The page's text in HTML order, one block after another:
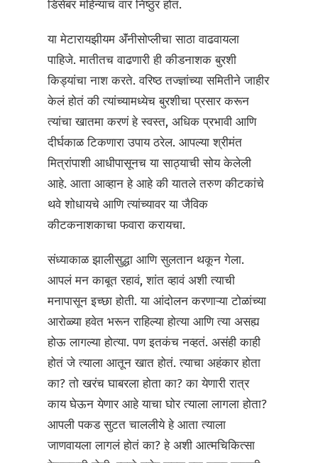
डिसेंबर महिन्याचं वारं निष्ठुर होतं.
या मेटारायझीयम ॲंनीसोप्लीचा साठा वाढवायला
पाहिजे. मातीतच वाढणारी ही कीडनाशक बुरशी
किड्यांचा नाश करते. वरिष्ठ तज्ज्ञांच्या समितीने जाहीर
केलं होतं की त्यांच्यामध्येच बुरशीचा प्रसार करून
त्यांचा खातमा करणं हे स्वस्त, अधिक प्रभावी आणि
दीर्घकाळ टिकणारा उपाय ठरेल. आपल्या श्रीमंत
मित्रांपाशी आधीपासूनच या साठ्याची सोय केलेली
आहे. आता आव्हान हे आहे की यातले तरुण कीटकांचे
थवे शोधायचे आणि त्यांच्यावर या जैविक
कीटकनाशकाचा फवारा करायचा.
संध्याकाळ झालीसुद्धा आणि सुलतान थकून गेला.
आपलं मन काबूत रहावं, शांत व्हावं अशी त्याची
मनापासून इच्छा होती. या आंदोलन करणाऱ्या टोळांच्या
आरोळ्या हवेत भरून राहिल्या होत्या आणि त्या असह्य
होऊ लागल्या होत्या. पण इतकंच नव्हतं. असंही काही
होतं जे त्याला आतून खात होतं. त्याचा अहंकार होता
का? तो खरंच घाबरला होता का? का येणारी रात्र
काय घेऊन येणार आहे याचा घोर त्याला लागला होता?
आपली पकड सुटत चाललीये हे आता त्याला
जाणवायला लागलं होतं का? हे अशी आत्मचिकित्सा